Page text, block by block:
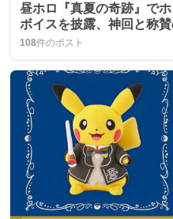
昼ホロ『真夏の奇跡』で
ボイスを披露、神回と称
108件のポスト